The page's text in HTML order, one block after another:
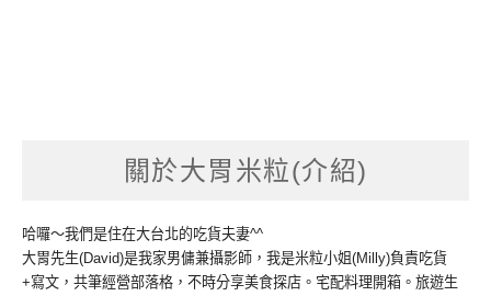
關於大胃米粒(介紹)
哈囉～我們是住在大台北的吃貨夫妻^^
大胃先生(David)是我家男傭兼攝影師，我是米粒小姐(Milly)負責吃貨
+寫文，共筆經營部落格，不時分享美食探店。宅配料理開箱。旅遊生